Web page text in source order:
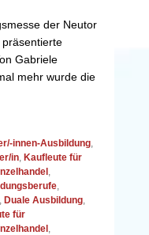
der Neutor
Gabriele
mehr wurde die
innen-Ausbildung,
in, Kaufleute für
,
,
, Duale Ausbildung,
für
,